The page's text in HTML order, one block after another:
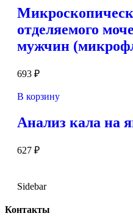
отделяемого
мужчин
693 ₽
В корзину
Анализ кала на
627 ₽
Sidebar
Контакты